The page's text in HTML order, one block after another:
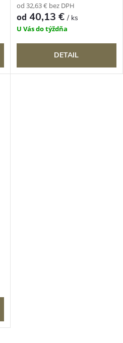
od 32,63 € bez DPH
od 40,13 €/ ks
U Vás do týždňa
DETAIL